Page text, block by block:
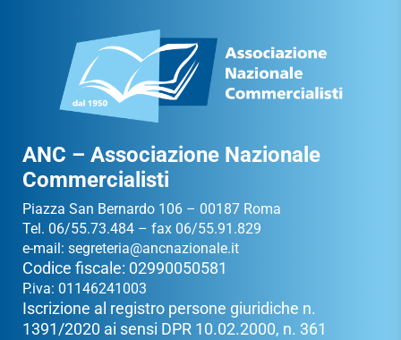
ANC – Associazione Nazionale
Commercialisti
Piazza San Bernardo 106 – 00187 Roma
Tel. 06/55.73.484 – fax 06/55.91.829
e-mail: segreteria@ancnazionale.it
Codice fiscale: 02990050581
P.iva: 01146241003
Iscrizione al registro persone giuridiche n.
1391/2020 ai sensi DPR 10.02.2000, n. 361